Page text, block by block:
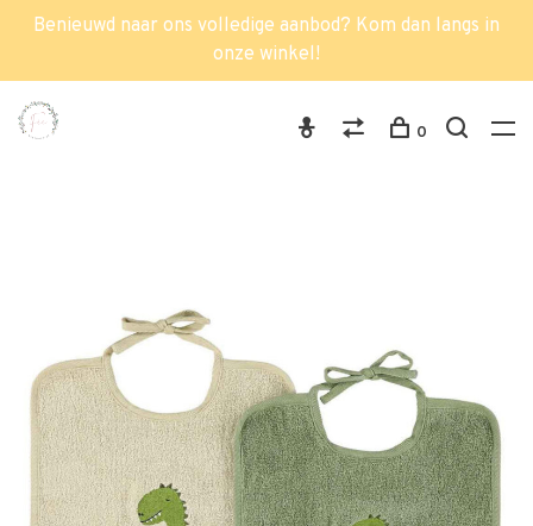
Benieuwd naar ons volledige aanbod? Kom dan langs in
onze winkel!
0